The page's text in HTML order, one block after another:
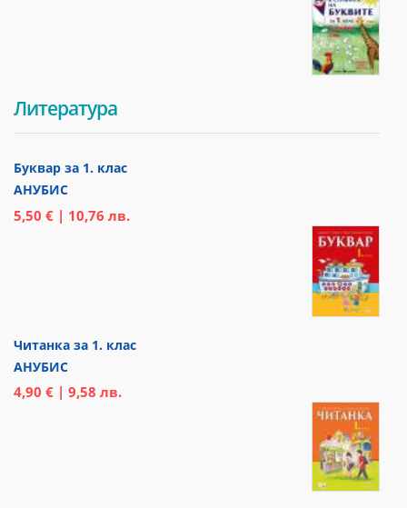
Литература
Буквар за 1. клас
АНУБИС
5,50 € | 10,76 лв.
Читанка за 1. клас
АНУБИС
4,90 € | 9,58 лв.